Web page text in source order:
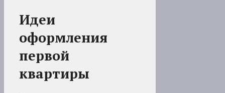
Идеи
оформления
первой
квартиры